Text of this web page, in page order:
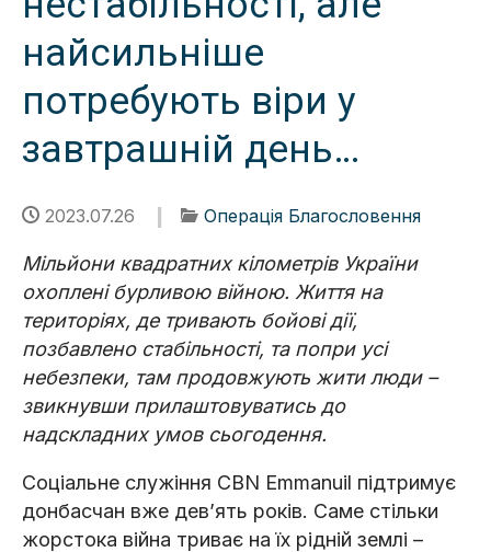
найсильніше
потребують віри у
завтрашній день…
2023.07.26 Операція Благословення
Мільйони квадратних кілометрів України
охоплені бурливою війною. Життя на
територіях, де тривають бойові дії,
позбавлено стабільності, та попри усі
небезпеки, там продовжують жити люди –
звикнувши прилаштовуватись до
надскладних умов сьогодення.
Соціальне служіння CBN Emmanuil підтримує
донбасчан вже девʼять років. Саме стільки
жорстока війна триває на їх рідній землі –